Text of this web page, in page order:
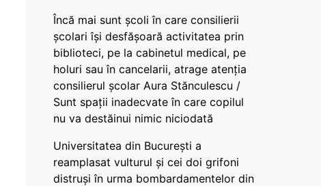
Încă mai sunt școli în care consilierii
școlari își desfășoară activitatea prin
biblioteci, pe la cabinetul medical, pe
holuri sau în cancelarii, atrage atenția
consilierul școlar Aura Stănculescu /
Sunt spații inadecvate în care copilul
nu va destăinui nimic niciodată
Universitatea din București a
reamplasat vulturul și cei doi grifoni
distruși în urma bombardamentelor din